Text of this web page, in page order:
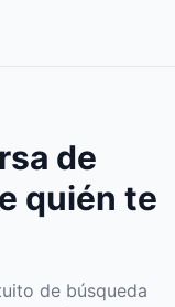
de
quién te
de búsqueda